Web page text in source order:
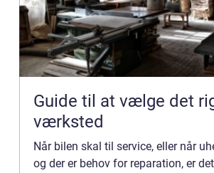
Guide til at vælge det
værksted
Når bilen skal til service, eller når
og der er behov for reparation, er